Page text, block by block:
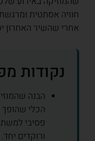
חוויה אסתטית
אחרי שהשיר האחרון
נקודות
הבנה
הכלי
פסיבי
ורוקדים יחד.